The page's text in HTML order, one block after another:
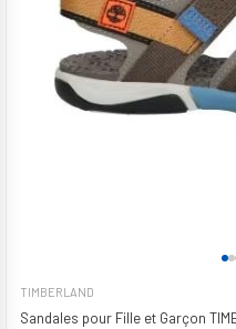
TIMBERLAND
Sandales pour Fille et Garçon